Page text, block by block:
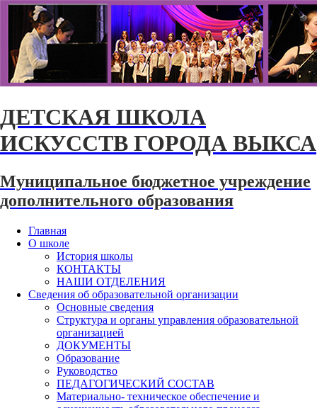
ДЕТСКАЯ ШКОЛА
ИСКУССТВ ГОРОДА ВЫКСА
Муниципальное бюджетное учреждение
дополнительного образования
Главная
О школе
История школы
КОНТАКТЫ
НАШИ ОТДЕЛЕНИЯ
Сведения об образовательной организации
Основные сведения
Структура и органы управления образовательной
организацией
ДОКУМЕНТЫ
Образование
Руководство
ПЕДАГОГИЧЕСКИЙ СОСТАВ
Материально- техническое обеспечение и